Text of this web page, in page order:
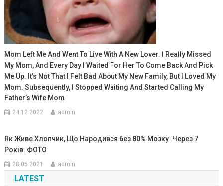
Mom Left Me And Went To Live With A New Lover. I Really Missed
My Mom, And Every Day I Waited For Her To Come Back And Pick
Me Up. It’s Not That I Felt Bad About My New Family, But I Loved My
Mom. Subsequently, I Stopped Waiting And Started Calling My
Father’s Wife Mom
24.12.2022 admin
Як Живе Хлопчик, Що Народився 6ез 80% Мозку .Через 7
Років. ФОТО
28.05.2021 admin
LATEST